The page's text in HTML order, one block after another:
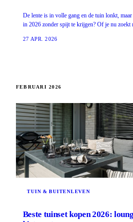
De lente is in volle gang en de tuin lonkt,
in 2026 zonder spijt te krijgen? Of je nu zoekt
27 APR. 2026
FEBRUARI 2026
TUIN & BUITENLEVEN
Beste tuinset kopen 2026: